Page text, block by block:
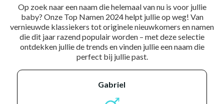
Op zoek naar een naam die helemaal van nu is voor jullie
baby? Onze Top Namen 2024 helpt jullie op weg! Van
vernieuwde klassiekers tot originele nieuwkomers en namen
die dit jaar razend populair worden – met deze selectie
ontdekken jullie de trends en vinden jullie een naam die
perfect bij jullie past.
gabriel